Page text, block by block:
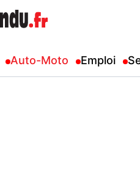
Auto-Moto Emploi